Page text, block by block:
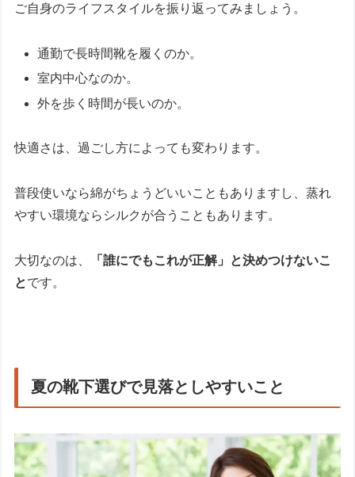
ご自身のライフスタイルを振り返ってみましょう。
通勤で長時間靴を履くのか。
室内中心なのか。
外を歩く時間が長いのか。
快適さは、過ごし方によっても変わります。
普段使いなら綿がちょうどいいこともありますし、蒸れ
やすい環境ならシルクが合うこともあります。
大切なのは、
「誰にでもこれが正解」と決めつけないこ
とです。
夏の靴下選びで見落としやすいこと